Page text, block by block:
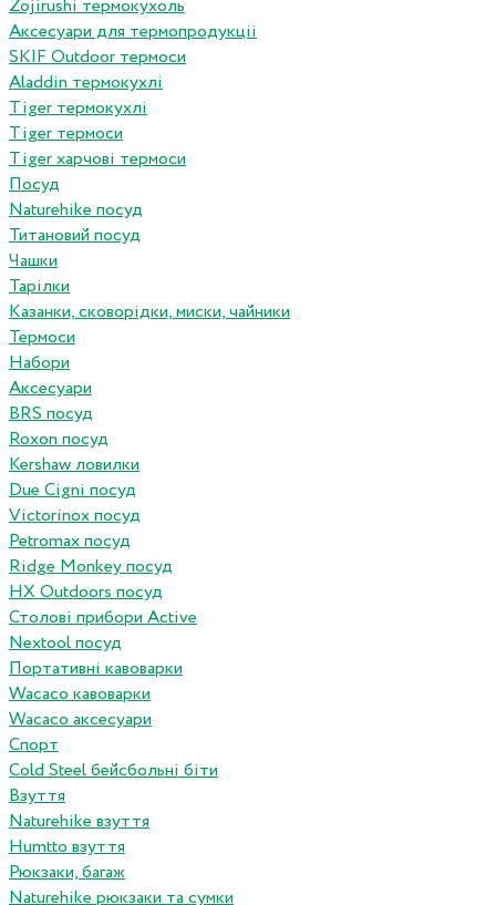
Zojirushi термокухоль
Аксесуари для термопродукціі
SKIF Outdoor термоси
Aladdin термокухлі
Tiger термокухлі
Tiger термоси
Tiger харчові термоси
Посуд
Naturehike посуд
Титановий посуд
Чашки
Тарілки
Казанки, сковорідки, миски, чайники
Термоси
Набори
Аксесуари
BRS посуд
Roxon посуд
Kershaw ловилки
Due Cigni посуд
Victorinox посуд
Petromax посуд
Ridge Monkey посуд
HX Outdoors посуд
Столові прибори Active
Nextool посуд
Портативні кавоварки
Wacaco кавоварки
Wacaco аксесуари
Спорт
Cold Steel бейсбольні біти
Взуття
Naturehike взуття
Humtto взуття
Рюкзаки, багаж
Naturehike рюкзаки та сумки